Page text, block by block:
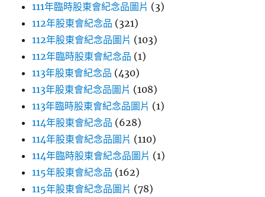
111年臨時股東會紀念品圖片 (3)
112年股東會紀念品 (321)
112年股東會紀念品圖片 (103)
112年臨時股東會紀念品 (1)
113年股東會紀念品 (430)
113年股東會紀念品圖片 (108)
113年臨時股東會紀念品圖片 (1)
114年股東會紀念品 (628)
114年股東會紀念品圖片 (110)
114年臨時股東會紀念品圖片 (1)
115年股東會紀念品 (162)
115年股東會紀念品圖片 (78)